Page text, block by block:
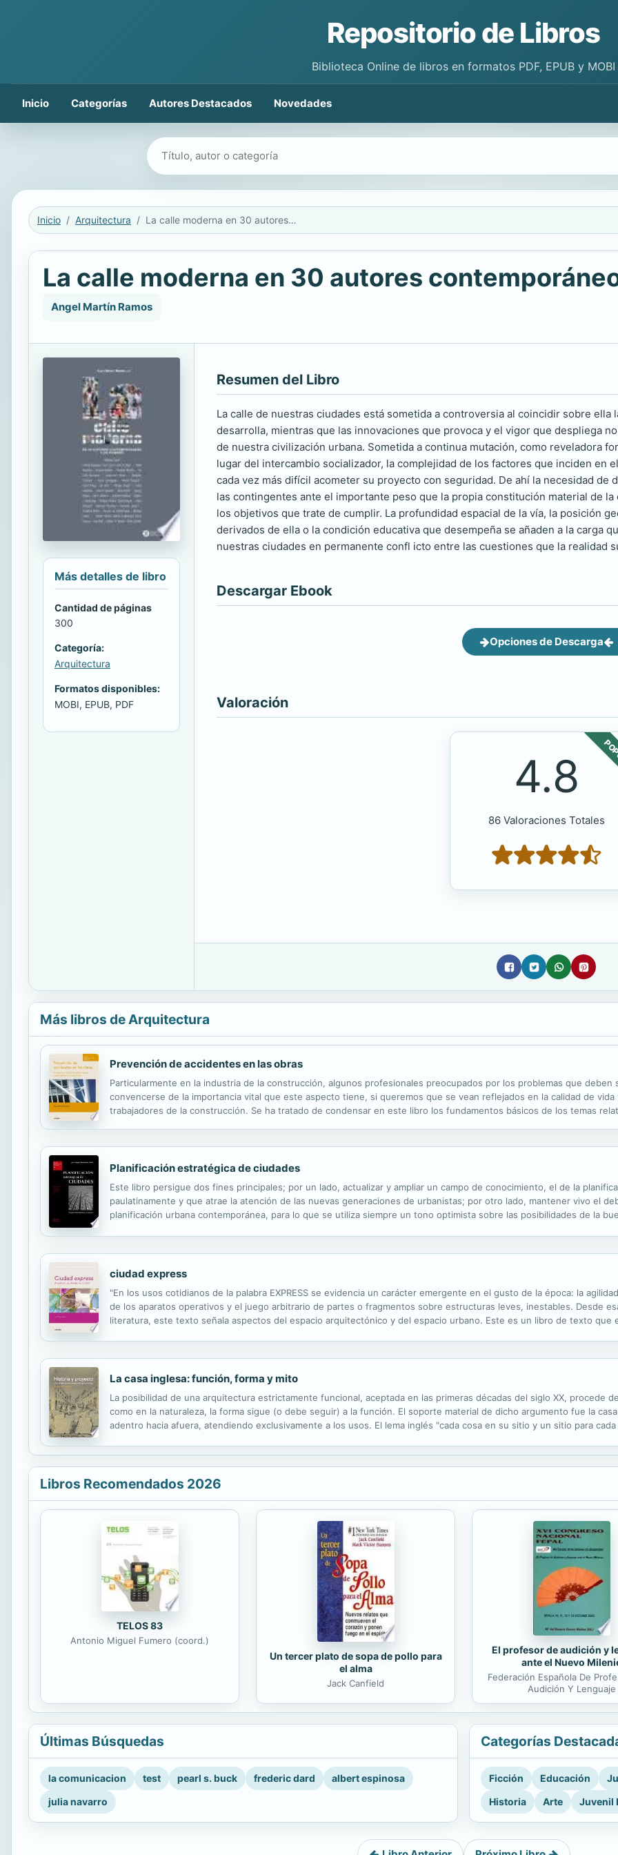
Repositorio de Libros
Biblioteca Online de libros en formatos PDF, EPUB y MOBI
Inicio Categorías Autores Destacados Novedades
Buscar libros
Inicio Arquitectura La calle moderna en 30 autores contemporáneos y un pionero
La calle moderna en 30 autores
Angel Martín Ramos
Más detalles de libro
Cantidad de páginas
300
Categoría:
Arquitectura
Formatos disponibles:
MOBI, EPUB, PDF
Resumen del Libro
La calle de nuestras ciudades está sometida a controversia al coincidir sobre ella
desarrolla, mientras que las innovaciones que provoca y el vigor que despliega
de nuestra civilización urbana. Sometida a continua mutación, como reveladora
lugar del intercambio socializador, la complejidad de los factores que inciden en
cada vez más difícil acometer su proyecto con seguridad. De ahí la necesidad
las contingentes ante el importante peso que la propia constitución material de
los objetivos que trate de cumplir. La profundidad espacial de la vía, la posición
derivados de ella o la condición educativa que desempeña se añaden a la carga
nuestras ciudades en permanente confl icto entre las cuestiones que la realidad
Descargar Ebook
Opciones de Descarga
Valoración
4.8
86 Valoraciones Totales
Más libros de Arquitectura
Prevención de accidentes en las obras
Particularmente en la industria de la construcción, algunos profesionales preocupados por los problemas que
convencerse de la importancia vital que este aspecto tiene, si queremos que se vean reflejados en la calidad de
trabajadores de la construcción. Se ha tratado de condensar en este libro los fundamentos básicos de los temas
Planificación estratégica de ciudades
Este libro persigue dos fines principales; por un lado, actualizar y ampliar un campo de conocimiento, el de la
paulatinamente y que atrae la atención de las nuevas generaciones de urbanistas; por otro lado, mantener vivo el
planificación urbana contemporánea, para lo que se utiliza siempre un tono optimista sobre las posibilidades de la
ciudad express
"En los usos cotidianos de la palabra EXPRESS se evidencia un carácter emergente en el gusto de la época: la
de los aparatos operativos y el juego arbitrario de partes o fragmentos sobre estructuras leves, inestables. Desde
literatura, este texto señala aspectos del espacio arquitectónico y del espacio urbano. Este es un libro de texto que
La casa inglesa: función, forma y mito
La posibilidad de una arquitectura estrictamente funcional, aceptada en las primeras décadas del siglo XX, procede
como en la naturaleza, la forma sigue (o debe seguir) a la función. El soporte material de dicho argumento fue la
adentro hacia afuera, atendiendo exclusivamente a los usos. El lema inglés "cada cosa en su sitio y un sitio para
Libros Recomendados 2026
TELOS 83
Antonio Miguel Fumero (coord.)
Un tercer plato de sopa de pollo para
el alma
Jack Canfield
El profesor de audición y
ante el Nuevo
Federación Española De
Audición Y Lenguaje
Últimas Búsquedas
la comunicacion test pearl s. buck frederic dard
albert espinosa
julia navarro
Categorías
Ficción Educación
Historia
Arte Juvenil